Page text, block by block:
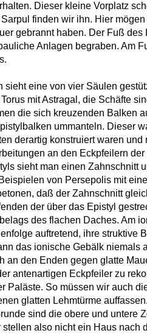
Dieser kleine Vorplatz
finden wir ihn. Hier
gebrannt haben. Der Fuß des
Anlagen begraben. Am
sieht eine von vier Säulen
mit Astragal, die Schäfte
die sich kreuzenden Balken
ummanteln. Dieser
derartig konstruiert waren und
an den Eckpfeilern
sieht man einen Zahnschnitt
von Persepolis mit
daß der Zahnschnitt
der über das Epistyl
des flachen Daches. Am
auftretend, ihre struktive
das ionische Gebälk niemals
den Enden gegen glatte
antenartigen Eckpfeiler zu
Paläste. So müssen wir auch
glatten Lehmtürme
sind die obere und untere
also nicht ein Haus nach